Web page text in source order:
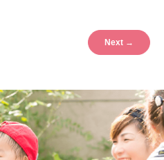
Next →